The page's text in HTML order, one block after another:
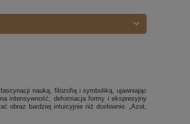
nauką, filozofią i symboliką, ujawniając
intensywność, deformacja formy i ekspresyjny
obraz bardziej intuicyjnie niż dosłownie. „Azot,